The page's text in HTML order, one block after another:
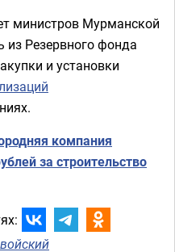
министров Мурманской
из Резервного фонда
и установки
компания
за строительство